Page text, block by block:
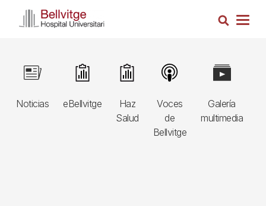
Busca
Navegació
principal
3r
Noticias
Image
eBellvitge
Image
Haz
Salud
Image
Voces
de
Bellvitge
Image
Galería
multimedia
Image